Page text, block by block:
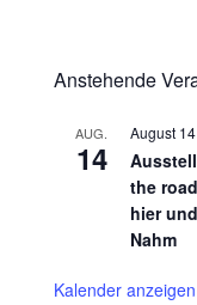
Anstehende
AUG.
14
August 14
the
hier
Nahm
Kalender anzeigen